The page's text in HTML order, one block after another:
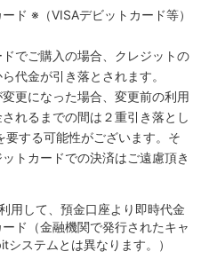
ド ※（VISAデビットカード等）
でご購入の場合、クレジットの
代金が引き落とされます。
更になった場合、変更前の利用
れるまでの間は２重引き落とし
する可能性がございます。そ
トカードでの決済はご遠慮頂き
用して、預金口座より即時代金
ド（金融機関で発行されたキャ
ステムとは異なります。）